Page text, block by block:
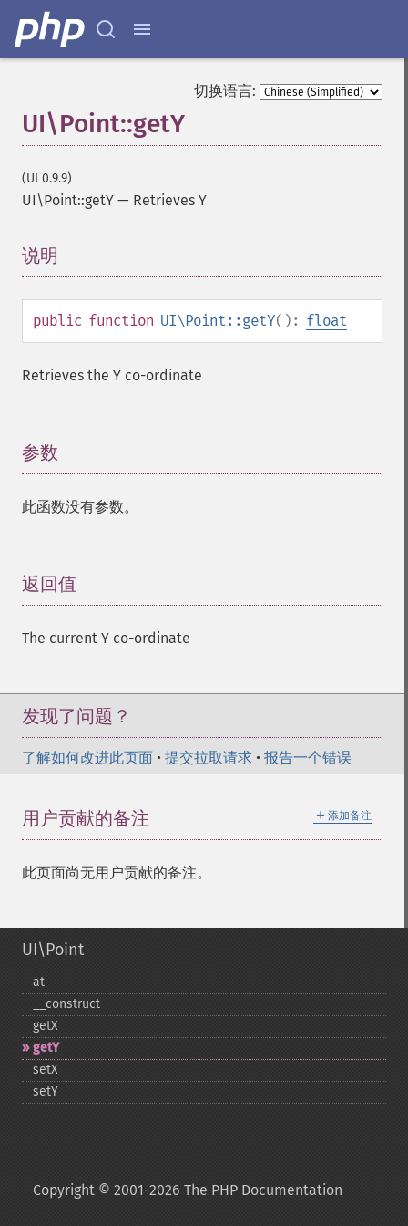
切换语言:
UI\Point::getY
(UI 0.9.9)
UI\Point::getY — Retrieves Y
说明
public function UI\Point::getY(): float
Retrieves the Y co-ordinate
参数
此函数没有参数。
返回值
The current Y co-ordinate
发现了问题？
了解如何改进此页面 • 提交拉取请求 • 报告一个错误
＋ 添加备注
用户贡献的备注
此页面尚无用户贡献的备注。
UI\Point
at
_​_​construct
getX
getY
setX
setY
Copyright © 2001-2026 The PHP Documentation